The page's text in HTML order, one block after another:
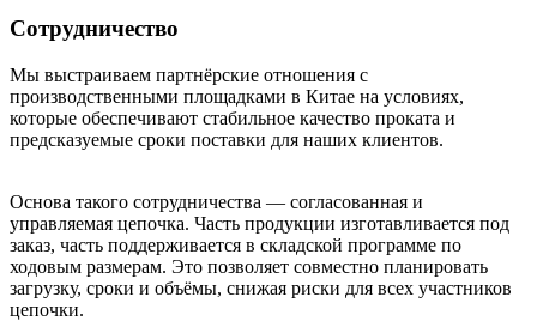
Сотрудничество
Мы выстраиваем партнёрские отношения с
производственными площадками в Китае на условиях,
которые обеспечивают стабильное качество проката и
предсказуемые сроки поставки для наших клиентов.
Основа такого сотрудничества — согласованная и
управляемая цепочка. Часть продукции изготавливается под
заказ, часть поддерживается в складской программе по
ходовым размерам. Это позволяет совместно планировать
загрузку, сроки и объёмы, снижая риски для всех участников
цепочки.